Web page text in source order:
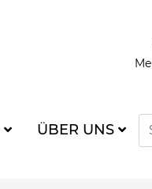
ÜBER UNS